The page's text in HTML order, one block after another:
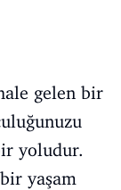
gelen bir
yoludur.
yaşam